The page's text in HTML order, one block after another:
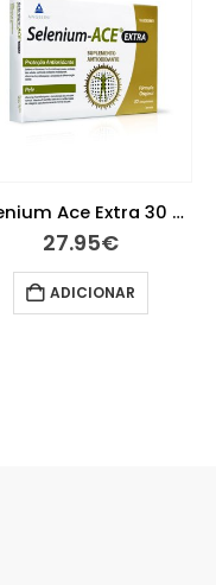
Arkocápsulas Cardo Mariano Bio 45 cápsulas
13.10€
ADICIONAR